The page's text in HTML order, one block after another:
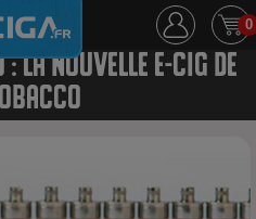
0
E-Liquide
Nouveautés
LA NOUVELLE E-CIG DE